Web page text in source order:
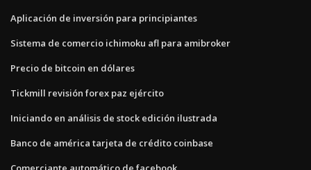
Aplicación de inversión para principiantes
Sistema de comercio ichimoku afl para amibroker
Precio de bitcoin en dólares
Tickmill revisión forex paz ejército
Iniciando en análisis de stock edición ilustrada
Banco de américa tarjeta de crédito coinbase